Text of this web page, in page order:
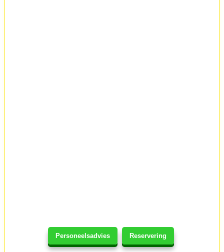
Personeelsadvies Reservering